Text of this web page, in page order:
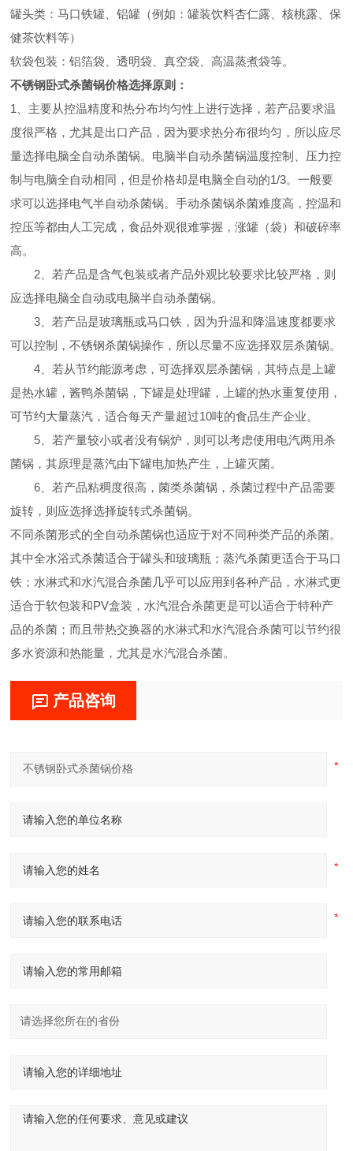
罐头类：马口铁罐、铝罐（例如：罐装饮料杏仁露、核桃露、保
健茶饮料等）
软袋包装：铝箔袋、透明袋、真空袋、高温蒸煮袋等。
不锈钢卧式杀菌锅价格选择原则：
1、主要从控温精度和热分布均匀性上进行选择，若产品要求温
度很严格，尤其是出口产品，因为要求热分布很均匀，所以应尽
量选择电脑全自动杀菌锅。电脑半自动杀菌锅温度控制、压力控
制与电脑全自动相同，但是价格却是电脑全自动的1/3。一般要
求可以选择电气半自动杀菌锅。手动杀菌锅杀菌难度高，控温和
控压等都由人工完成，食品外观很难掌握，涨罐（袋）和破碎率
高。
2、若产品是含气包装或者产品外观比较要求比较严格，则
应选择电脑全自动或电脑半自动杀菌锅。
3、若产品是玻璃瓶或马口铁，因为升温和降温速度都要求
可以控制，不锈钢杀菌锅操作，所以尽量不应选择双层杀菌锅。
4、若从节约能源考虑，可选择双层杀菌锅，其特点是上罐
是热水罐，酱鸭杀菌锅，下罐是处理罐，上罐的热水重复使用，
可节约大量蒸汽，适合每天产量超过10吨的食品生产企业。
5、若产量较小或者没有锅炉，则可以考虑使用电汽两用杀
菌锅，其原理是蒸汽由下罐电加热产生，上罐灭菌。
6、若产品粘稠度很高，菌类杀菌锅，杀菌过程中产品需要
旋转，则应选择选择旋转式杀菌锅。
不同杀菌形式的全自动杀菌锅也适应于对不同种类产品的杀菌。
其中全水浴式杀菌适合于罐头和玻璃瓶；蒸汽杀菌更适合于马口
铁；水淋式和水汽混合杀菌几乎可以应用到各种产品，水淋式更
适合于软包装和PV盒装，水汽混合杀菌更是可以适合于特种产
品的杀菌；而且带热交换器的水淋式和水汽混合杀菌可以节约很
多水资源和热能量，尤其是水汽混合杀菌。
产品咨询